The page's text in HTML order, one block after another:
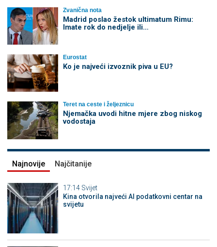
Zvanična nota
Madrid poslao žestok ultimatum Rimu:
Imate rok do nedjelje ili…
Eurostat
Ko je najveći izvoznik piva u EU?
Teret na ceste i željeznicu
Njemačka uvodi hitne mjere zbog niskog
vodostaja
Najnovije Najčitanije
17:14 Svijet
Kina otvorila najveći AI podatkovni centar na
svijetu